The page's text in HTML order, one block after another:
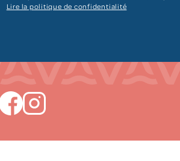
Lire la politique de confidentialité